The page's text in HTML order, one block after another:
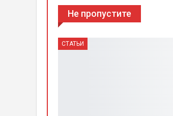
Не пропустите
СТАТЬИ